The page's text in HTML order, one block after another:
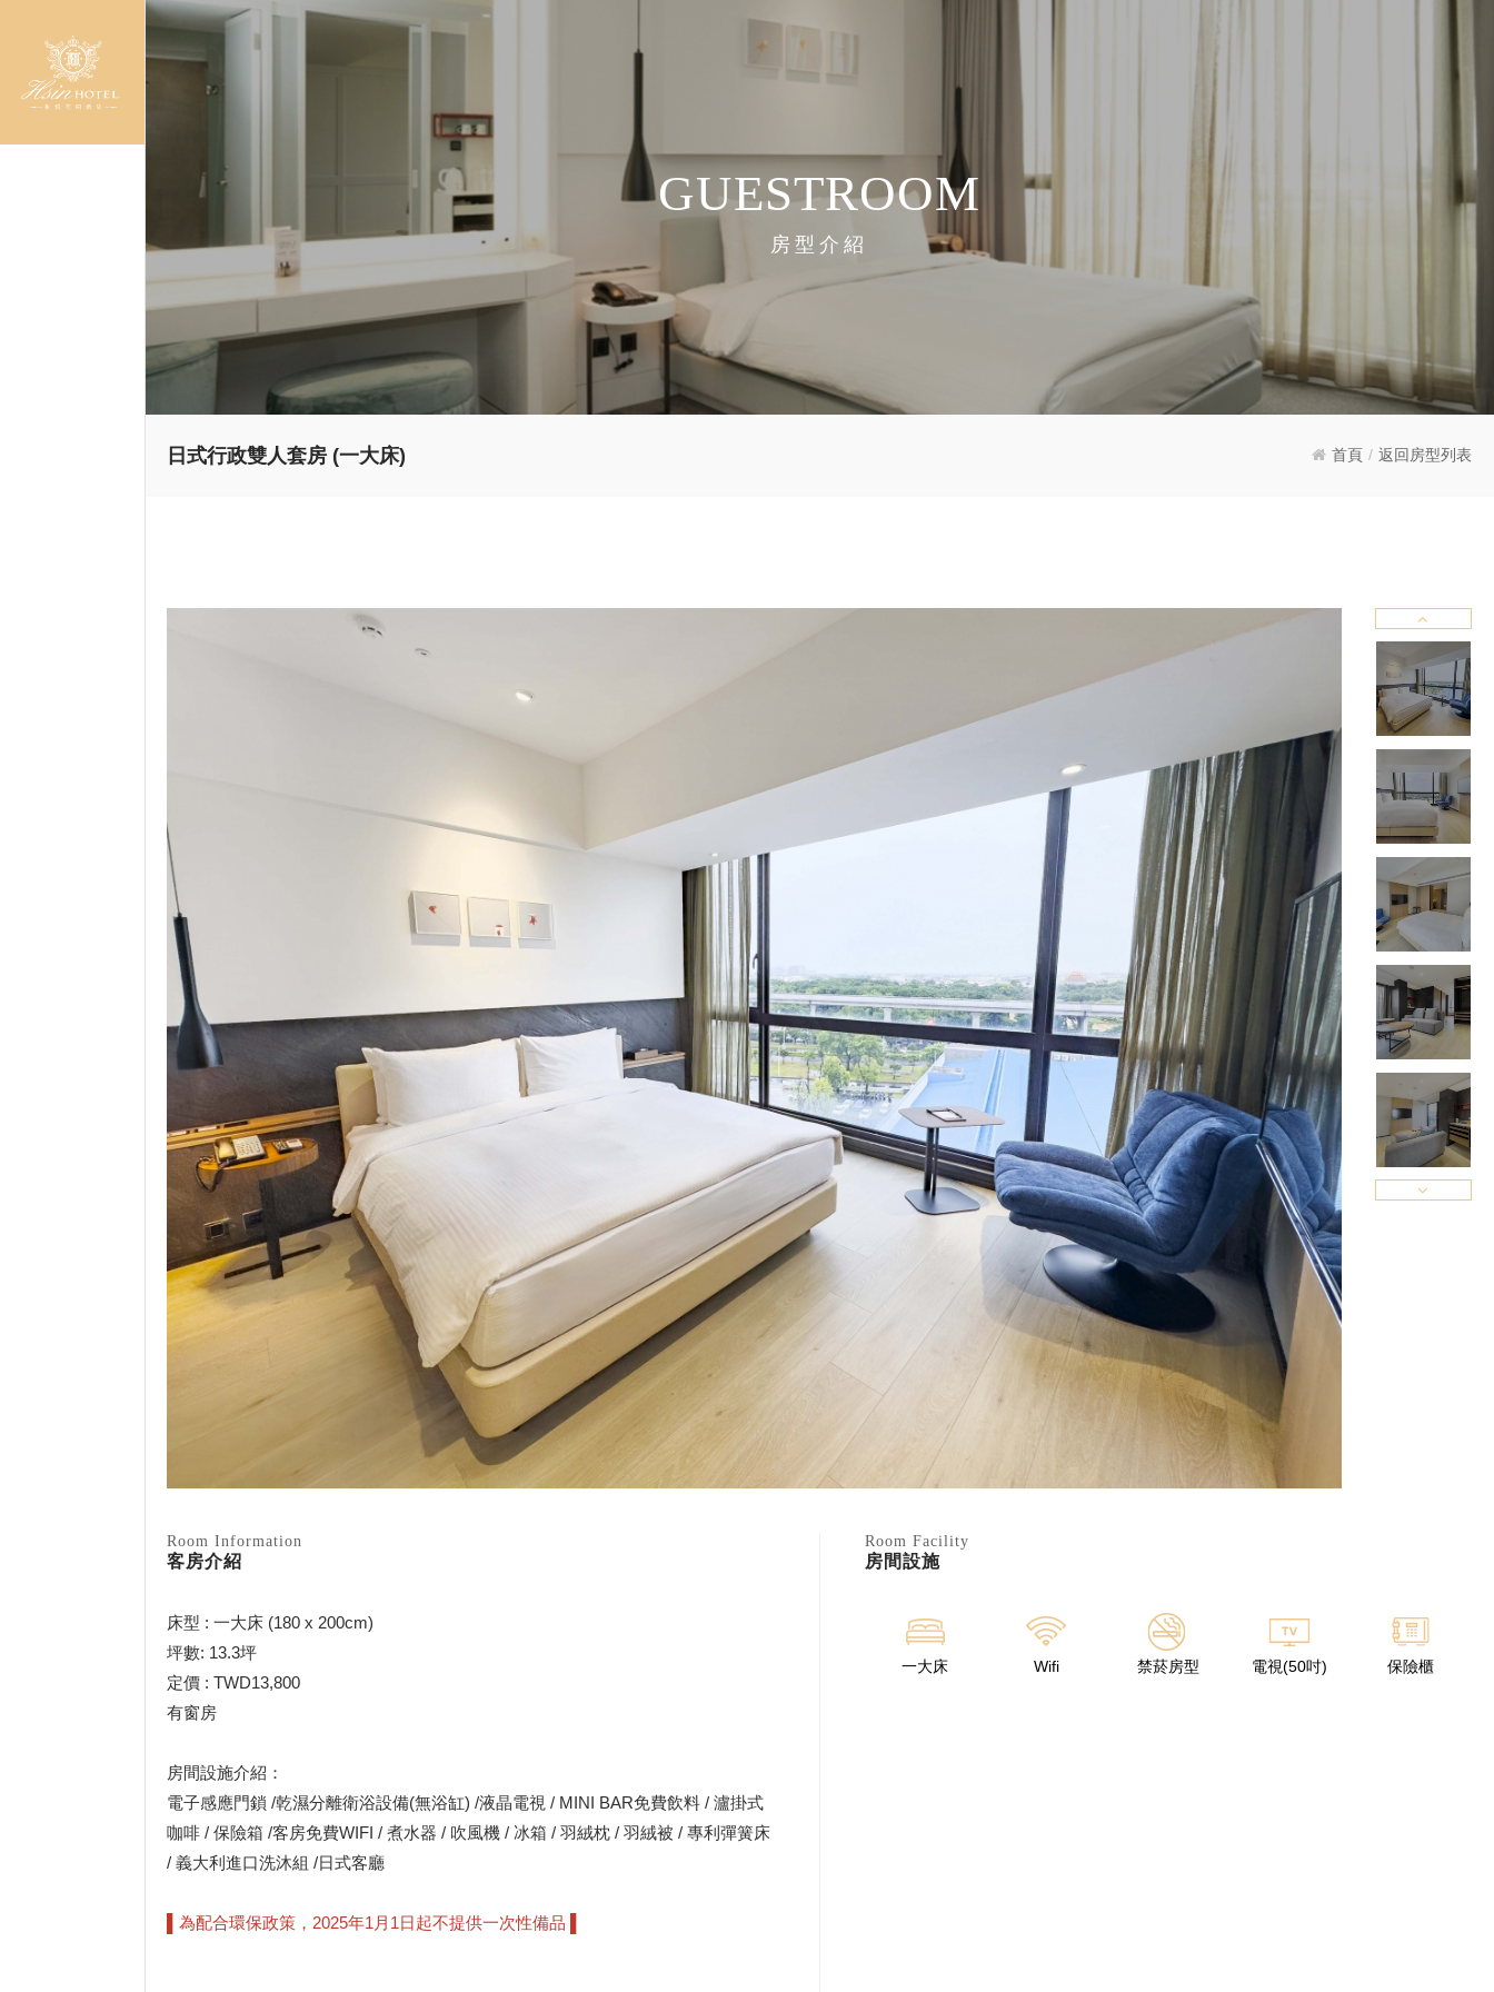
GUESTROOM
房型介紹
日式行政雙人套房 (一大床) 首頁 / 返回房型列表
Room Information
客房介紹
床型 : 一大床 (180 x 200cm)
坪數: 13.3坪
定價 : TWD13,800
有窗房
房間設施介紹：
電子感應門鎖 /乾濕分離衛浴設備(無浴缸) /液晶電視 / MINI BAR免費飲料 / 瀘掛式
咖啡 / 保險箱 /客房免費WIFI / 煮水器 / 吹風機 / 冰箱 / 羽絨枕 / 羽絨被 / 專利彈簧床
/ 義大利進口洗沐組 /日式客廳
▌為配合環保政策，2025年1月1日起不提供一次性備品 ▌
Room Facility
房間設施
一大床 Wifi 禁菸房型 電視(50吋) 保險櫃